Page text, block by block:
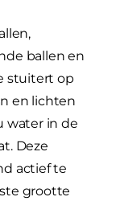
ballen en
stuitert op
en lichten
water in de
Deze
actief te
grootte